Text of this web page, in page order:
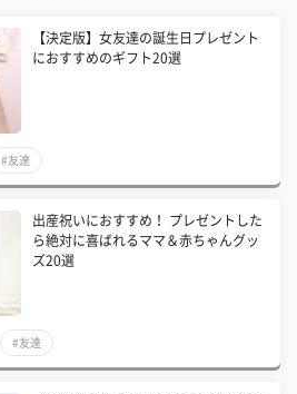
【決定版】女友達の誕生日プレゼント
におすすめのギフト20選
#友達
出産祝いにおすすめ！ プレゼントした
ら絶対に喜ばれるママ＆赤ちゃんグッ
ズ20選
#友達